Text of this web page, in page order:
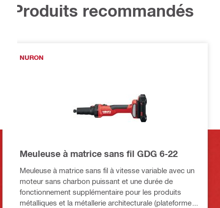
Produits recommandés
NURON
Meuleuse à matrice sans fil GDG 6-22
Meuleuse à matrice sans fil à vitesse variable avec un
moteur sans charbon puissant et une durée de
fonctionnement supplémentaire pour les produits
métalliques et la métallerie architecturale (plateforme